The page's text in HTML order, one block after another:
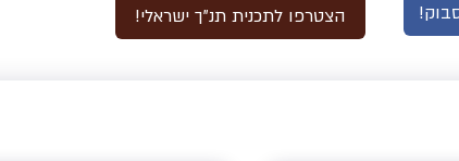
הצטרפו לתכנית תנ"ך ישראלי!